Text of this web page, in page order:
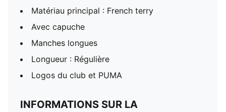
Matériau principal : French terry
Avec capuche
Manches longues
Longueur : Régulière
Logos du club et PUMA
INFORMATIONS SUR LA